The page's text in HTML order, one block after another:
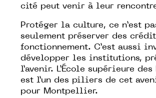
cité peut venir à leur
Protéger la culture, ce n’est
seulement préserver des
fonctionnement. C’est aussi
développer les institutions,
l’avenir. L’École supérieure
est l’un des piliers de cet
pour Montpellier.